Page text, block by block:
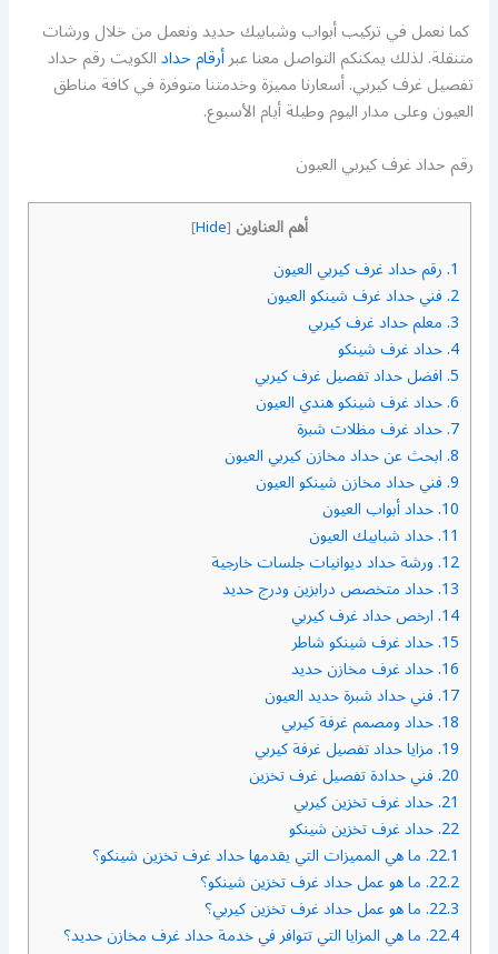
كما نعمل في تركيب أبواب وشبابيك حديد ونعمل من خلال ورشات
متنقلة. لذلك يمكنكم التواصل معنا عبرأرقام حدادالكويت رقم حداد
تفصيل غرف كيربي. أسعارنا مميزة وخدمتنا متوفرة في كافة مناطق
العيون وعلى مدار اليوم وطيلة أيام الأسبوع.
رقم حداد غرف كيربي العيون
أهم العناوين [
Hide
]
1. رقم حداد غرف كيربي العيون
2. فني حداد غرف شينكو العيون
3. معلم حداد غرف كيربي
4. حداد غرف شينكو
5. افضل حداد تفصيل غرف كيربي
6. حداد غرف شينكو هندي العيون
7. حداد غرف مظلات شبرة
8. ابحث عن حداد مخازن كيربي العيون
9. فني حداد مخازن شينكو العيون
10. حداد أبواب العيون
11. حداد شبابيك العيون
12. ورشة حداد ديوانيات جلسات خارجية
13. حداد متخصص درابزين ودرج حديد
14. ارخص حداد غرف كيربي
15. حداد غرف شينكو شاطر
16. حداد غرف مخازن حديد
17. فني حداد شبرة حديد العيون
18. حداد ومصمم غرفة كيربي
19. مزايا حداد تفصيل غرفة كيربي
20. فني حدادة تفصيل غرف تخزين
21. حداد غرف تخزين كيربي
22. حداد غرف تخزين شينكو
22.1. ما هي المميزات التي يقدمها حداد غرف تخزين شينكو؟
22.2. ما هو عمل حداد غرف تخزين شينكو؟
22.3. ما هو عمل حداد غرف تخزين كيربي؟
22.4. ما هي المزايا التي تتوافر في خدمة حداد غرف مخازن حديد؟